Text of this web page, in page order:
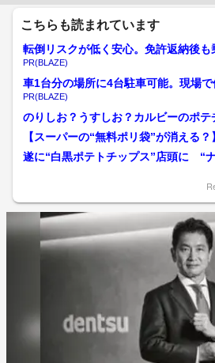
こちらも読まれています
転倒リスクが低く安心。免許返納後
PR(BLAZE)
車1台分の場所に4台駐車可能。現場
PR(BLAZE)
のりしお？うすしお？カルビーのポテ
情勢によりインク調達が...
【スーパーの“無料ポリ袋”が消える
足が招く“当たり前”の...
遂に“白黒ポテトチップス”店頭に “